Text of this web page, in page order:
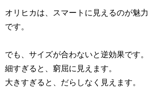
オリヒカは、スマートに見えるのが魅力
です。
でも、サイズが合わないと逆効果です。
細すぎると、窮屈に見えます。
大きすぎると、だらしなく見えます。